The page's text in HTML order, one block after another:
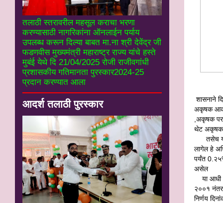
शासनाने
अकृषक
,अकृषक
थेट अकृषक
तसेच
लागेल हे
पर्यंत
असेल
या आधी
२००१
निर्णय
तलाठी स्तरावरील महसूल कराचा भरणा
करण्यासाठी नागरिकांना ऑनलाईन पर्याय
उपलब्ध करून दिल्या बाबत मा.ना श्री देवेंद्र जी
फडणवीस मुख्यमंत्री महाराष्ट्र राज्य यांचे हस्ते
मुबंई येथे दि 21/04/2025 रोजी राजीवगांधी
प्रशासकीय गतिमानता पुरस्कार2024-25
प्रदान करण्यात आला
आदर्श तलाठी पुरस्कार